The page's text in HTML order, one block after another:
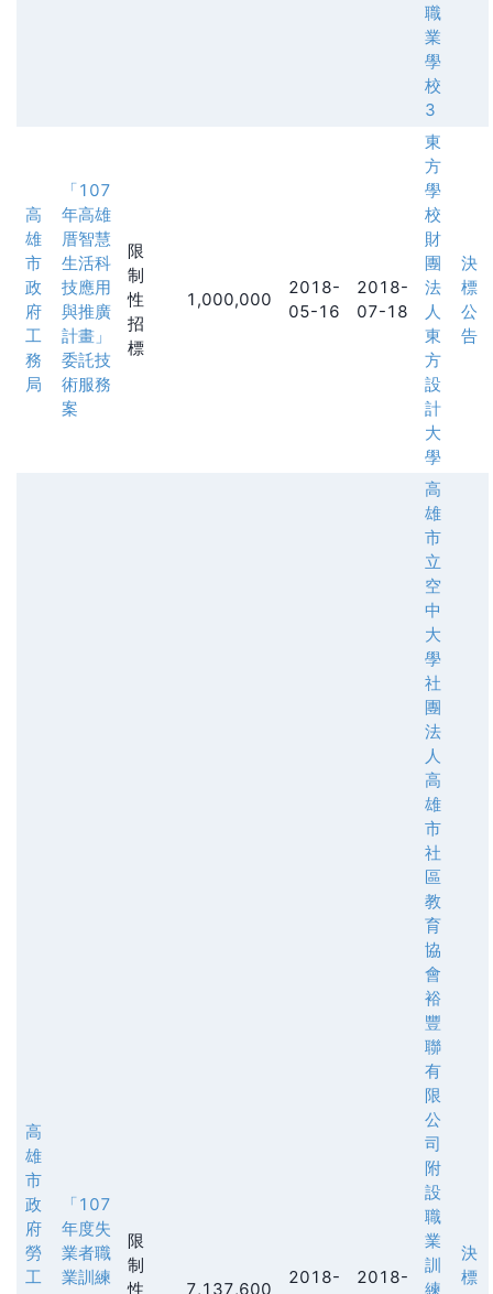
職
業
學
校
3
高
雄
市
政
府
工
務
局
「107
年高雄
厝智慧
生活科
技應用
與推廣
計畫」
委託技
術服務
案
限
制
性
招
標
1,000,000
2018-
05-16
2018-
07-18
東
方
學
校
財
團
法
人
東
方
設
計
大
學
決
標
公
告
高
雄
市
政
府
勞
工
「107
年度失
業者職
業訓練
限
制
性
7,137,600
2018-
2018-
高
雄
市
立
空
中
大
學
社
團
法
人
高
雄
市
社
區
教
育
協
會
裕
豐
聯
有
限
公
司
附
設
職
業
訓
練
決
標